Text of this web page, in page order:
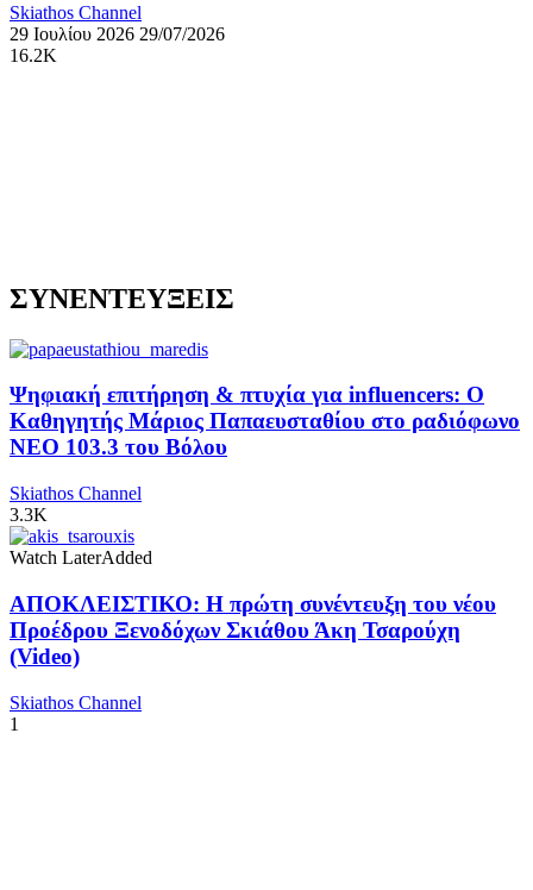
Skiathos Channel
29 Ιουλίου 2026 29/07/2026
16.2K
ΣΥΝΕΝΤΕΥΞΕΙΣ
Ψηφιακή επιτήρηση & πτυχία για influencers: Ο
Καθηγητής Μάριος Παπαευσταθίου στο ραδιόφωνο
NEO 103.3 του Βόλου
Skiathos Channel
3.3K
Watch LaterAdded
ΑΠΟΚΛΕΙΣΤΙΚΟ: Η πρώτη συνέντευξη του νέου
Προέδρου Ξενοδόχων Σκιάθου Άκη Τσαρούχη
(Video)
Skiathos Channel
1